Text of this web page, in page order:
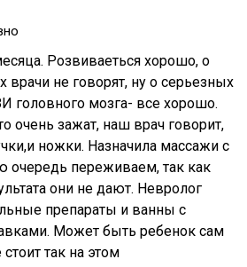
Розвиваеться хорошо, о
врачи не говорят, ну о серьезных
головного мозга- все хорошо.
очень зажат, наш врач говорит,
ножки. Назначила массажи с
переживаем, так как
они не дают. Невролог
препараты и ванны с
Может быть ребенок сам
так на этом